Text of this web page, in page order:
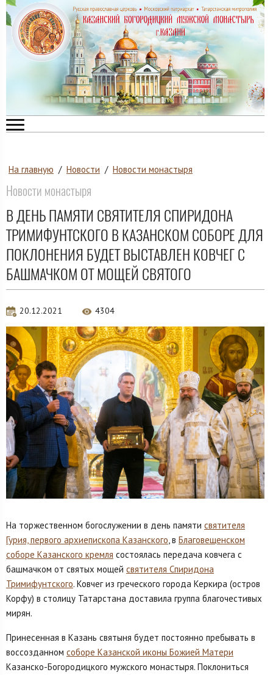
На главную / Новости / Новости монастыря
Новости монастыря
В ДЕНЬ ПАМЯТИ СВЯТИТЕЛЯ СПИРИДОНА
ТРИМИФУНТСКОГО В КАЗАНСКОМ СОБОРЕ ДЛЯ
ПОКЛОНЕНИЯ БУДЕТ ВЫСТАВЛЕН КОВЧЕГ С
БАШМАЧКОМ ОТ МОЩЕЙ СВЯТОГО
20.12.2021 4304
На торжественном богослужении в день памяти святителя
Гурия, первого архиепископа Казанского, в Благовещенском
соборе Казанского кремля состоялась передача ковчега с
башмачком от святых мощей святителя Спиридона
Тримифунтского. Ковчег из греческого города Керкира (остров
Корфу) в столицу Татарстана доставила группа благочестивых
мирян.
Принесенная в Казань святыня будет постоянно пребывать в
воссозданном соборе Казанской иконы Божией Матери
Казанско-Богородицкого мужского монастыря. Поклониться